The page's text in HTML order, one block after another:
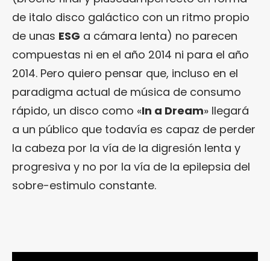
de italo disco galáctico con un ritmo propio
de unas ESG a cámara lenta) no parecen
compuestas ni en el año 2014 ni para el año
2014. Pero quiero pensar que, incluso en el
paradigma actual de música de consumo
rápido, un disco como «In a Dream» llegará
a un público que todavía es capaz de perder
la cabeza por la vía de la digresión lenta y
progresiva y no por la vía de la epilepsia del
sobre-estimulo constante.